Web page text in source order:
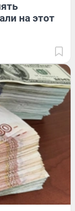
на этот